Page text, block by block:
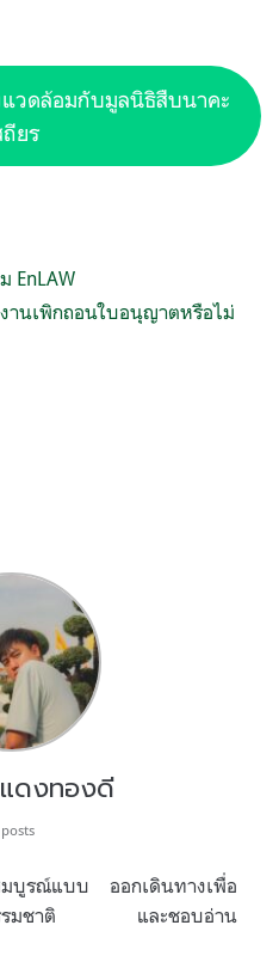
วดล้อมกับมูลนิธิสืบนาคะ
ถียร
EnLAW
งานเพิกถอนใบอนุญาตหรือไม่
ดงทองดี
บูรณ์แบบ ออกเดินทางเพื่อ
งธรรมชาติ และชอบอ่าน